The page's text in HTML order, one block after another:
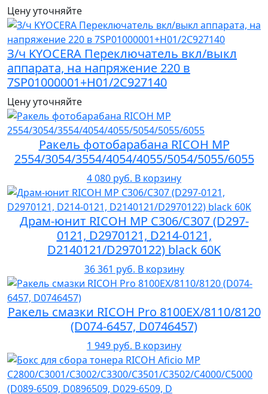
Цену уточняйте
З/ч KYOCERA Переключатель вкл/выкл
аппарата, на напряжение 220 в
7SP01000001+H01/2C927140
Цену уточняйте
Ракель фотобарабана RICOH MP
2554/3054/3554/4054/4055/5054/5055/6055
4 080 руб. В корзину
Драм-юнит RICOH MP C306/C307 (D297-
0121, D2970121, D214-0121,
D2140121/D2970122) black 60K
36 361 руб. В корзину
Ракель смазки RICOH Pro 8100EX/8110/8120
(D074-6457, D0746457)
1 949 руб. В корзину